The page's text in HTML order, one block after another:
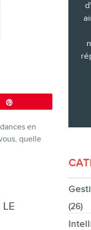
en
quelle
LE
(26)